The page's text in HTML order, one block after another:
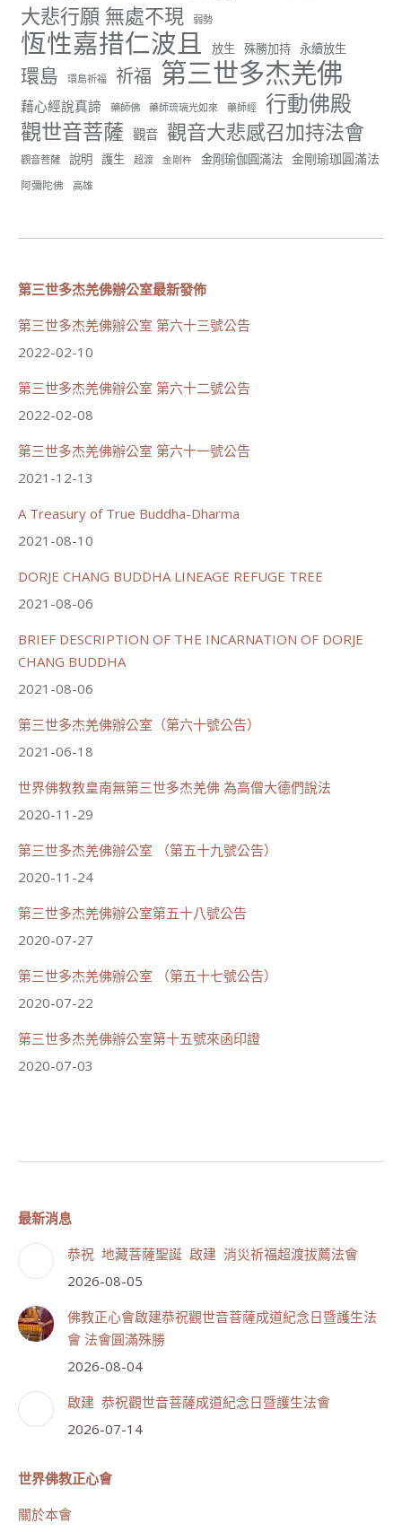
世界佛教正心會
June 22, 2026, 10:11 AM
[世界佛教正心會 新聞報導]
正心會行善列車開向花蓮基隆， 關心榮民、榮眷及遺
孤！
#正心會
#基隆榮服處
#花蓮榮家
91 42 則留言
分享
世界佛教正心會
June 21, 2026, 12:54 AM
觀看更多
載入更多
大悲行願 無處不現 弱勢
恆性嘉措仁波且 放生 殊勝加持 永續放生
環島 環島祈福 祈福 第三世多杰羌佛
藉心經說真諦 藥師佛 藥師琉璃光如來 藥師經 行動佛殿
觀世音菩薩 觀音 觀音大悲感召加持法會
觀音菩薩 說明 護生 超渡 金剛杵 金剛瑜伽圓滿法 金剛瑜珈圓滿法
阿彌陀佛 高雄
第三世多杰羌佛辦公室最新發佈
第三世多杰羌佛辦公室 第六十三號公告
2022-02-10
第三世多杰羌佛辦公室 第六十二號公告
2022-02-08
第三世多杰羌佛辦公室 第六十一號公告
2021-12-13
A Treasury of True Buddha-Dharma
2021-08-10
DORJE CHANG BUDDHA LINEAGE REFUGE TREE
2021-08-06
BRIEF DESCRIPTION OF THE INCARNATION OF DORJE
CHANG BUDDHA
2021-08-06
第三世多杰羌佛辦公室（第六十號公告）
2021-06-18
世界佛教教皇南無第三世多杰羌佛 為高僧大德們說法
2020-11-29
第三世多杰羌佛辦公室 （第五十九號公告）
2020-11-24
第三世多杰羌佛辦公室第五十八號公告
2020-07-27
第三世多杰羌佛辦公室 （第五十七號公告）
2020-07-22
第三世多杰羌佛辦公室第十五號來函印證
2020-07-03
最新消息
恭祝 地藏菩薩聖誕 啟建 消災祈福超渡拔薦法會
2026-08-05
佛教正心會啟建恭祝觀世音菩薩成道紀念日暨護生法
會 法會圓滿殊勝
2026-08-04
啟建 恭祝觀世音菩薩成道紀念日暨護生法會
2026-07-14
世界佛教正心會
關於本會